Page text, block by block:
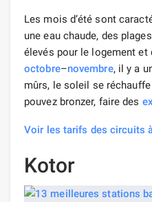
Les mois d’été sont
une eau chaude, des
élevés pour le logement et
octobre–novembre, il y a
mûrs, le soleil se
pouvez bronzer, faire des
Voir les tarifs des circuits
Kotor